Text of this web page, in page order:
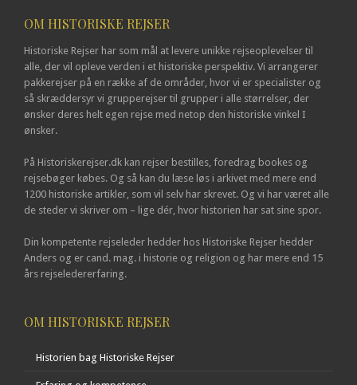
OM HISTORISKE REJSER
Historiske Rejser har som mål at levere unikke rejseoplevelser til
alle, der vil opleve verden i et historiske perspektiv. Vi arrangerer
pakkerejser på en række af de områder, hvor vi er specialister og
så skræddersyr vi grupperejser til grupper i alle størrelser, der
ønsker deres helt egen rejse med netop den historiske vinkel I
ønsker.
På Historiskerejser.dk kan rejser bestilles, foredrag bookes og
rejsebøger købes. Og så kan du læse løs i arkivet med mere end
1200 historiske artikler, som vil selv har skrevet. Og vi har været alle
de steder vi skriver om – lige dér, hvor historien har sat sine spor.
Din kompetente rejseleder hedder hos Historiske Rejser hedder
Anders og er cand. mag. i historie og religion og har mere end 15
års rejseledererfaring.
OM HISTORISKE REJSER
Historien bag Historiske Rejser